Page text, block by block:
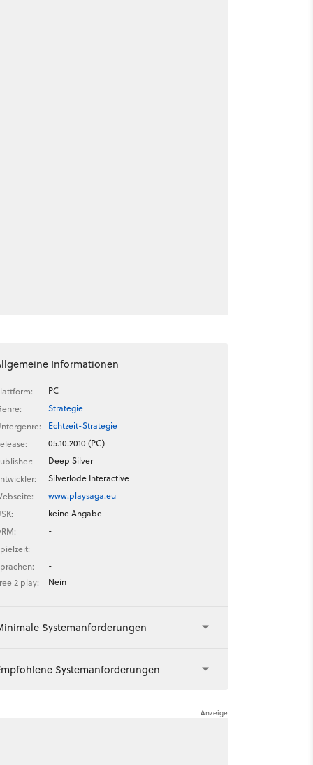
Informationen
PC
Strategie
Echtzeit-Strategie
05.10.2010 (PC)
Deep Silver
Silverlode Interactive
www.playsaga.eu
keine Angabe
-
-
-
2 play:
Nein
Systemanforderungen
Systemanforderungen